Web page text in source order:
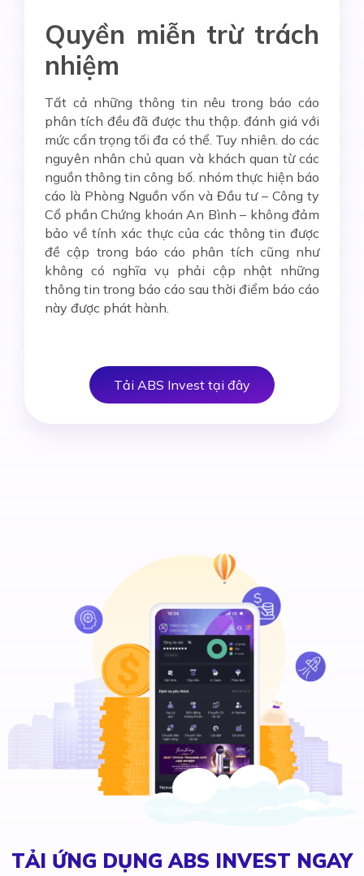
Quyền miễn trừ trách
nhiệm
Tất cả những thông tin nêu trong báo cáo
phân tích đều đã được thu thập. đánh giá với
mức cẩn trọng tối đa có thể. Tuy nhiên. do các
nguyên nhân chủ quan và khách quan từ các
nguồn thông tin công bố. nhóm thực hiện báo
cáo là Phòng Nguồn vốn và Đầu tư – Công ty
Cổ phần Chứng khoán An Bình – không đảm
bảo về tính xác thực của các thông tin được
đề cập trong báo cáo phân tích cũng như
không có nghĩa vụ phải cập nhật những
thông tin trong báo cáo sau thời điểm báo cáo
này được phát hành.
Tải ABS Invest tại đây
TẢI ỨNG DỤNG ABS INVEST NGAY